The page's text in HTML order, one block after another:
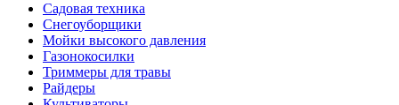
Садовая техника
Снегоуборщики
Мойки высокого давления
Газонокосилки
Триммеры для травы
Райдеры